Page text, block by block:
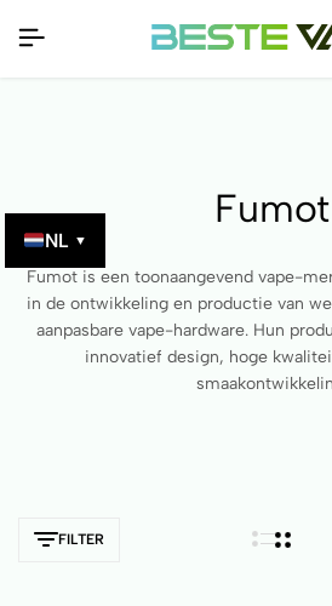
NL ▼
PRODUCTEN – VERIFIEERBAAR MET
PRODUCTEN – VERIFIEERBAAR MET
PRODUCTEN – VERIFIEERBAAR MET
Fumot
Fumot is een toonaangevend vape-
in de ontwikkeling en productie van
aanpasbare vape-hardware. Hun
innovatief design, hoge
FILTER